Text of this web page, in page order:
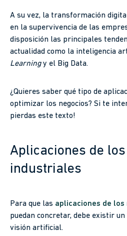
A su vez, la transformación
en la supervivencia de las
disposición las principales
actualidad como la inteligencia
Learningy el Big Data.
¿Quieres saber qué tipo de
optimizar los negocios? Si te
pierdas este texto!
Aplicaciones de
industriales
Para que las aplicaciones de
puedan concretar, debe existir
visión artificial.